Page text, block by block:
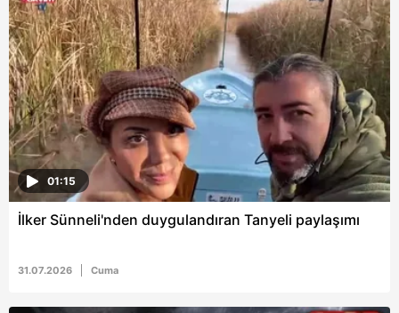
6698 sayılı Kişisel Verilerin Korunması Kanunu uyarınca
hazırlanmış Aydınlatma Metnimizi okumak ve sitemizde
ilgili mevzuata uygun olarak kullanılan çerezlerle ilgili bilgi
almak için lütfentıklayınız.
01:15
İlker Sünneli'nden duygulandıran Tanyeli paylaşımı
31.07.2026 Cuma